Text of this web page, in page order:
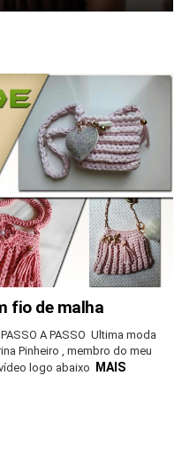
fio de malha
PASSO A PASSO Ultima moda
Pinheiro , membro do meu
logo abaixo
MAIS